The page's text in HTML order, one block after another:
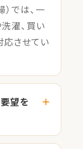
では、一
濯、買い
応させてい
望を